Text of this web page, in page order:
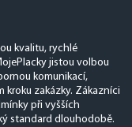
kvalitu, rychlé
jistou volbou
komunikací,
zakázky. Zákazníci
při vyšších
standard dlouhodobě.